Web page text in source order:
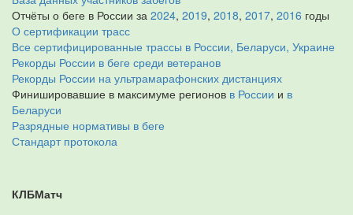
Отчёты о беге в России за 2024, 2019, 2018, 2017, 2016 годы
О сертификации трасс
Все сертифицированные трассы в России, Беларуси, Украине
Рекорды России в беге среди ветеранов
Рекорды России на ультрамарафонских дистанциях
Финишировавшие в максимуме регионов в России и в
Беларуси
Разрядные нормативы в беге
Стандарт протокола
КЛБМатч